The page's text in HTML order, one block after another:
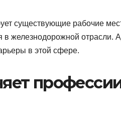
существующие рабочие
в железнодорожной отрасли.
в этой сфере.